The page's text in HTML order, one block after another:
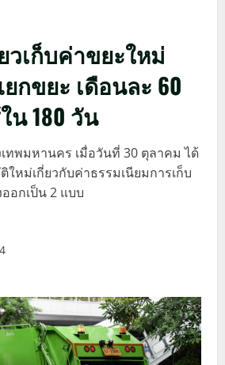
วเก็บค่าขยะใหม่
กขยะ เดือนละ 60
น 180 วัน
ทพมหานคร เมื่อวันที่ 30 ตุลาคม ได้
หม่เกี่ยวกับค่าธรรมเนียมการเก็บ
อกเป็น 2 แบบ